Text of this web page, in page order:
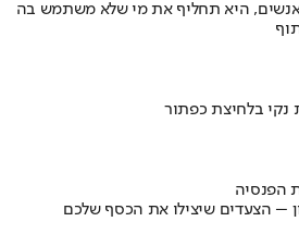
נקי בלחיצת כפתור
הפנסיה
– הצעדים שיצילו את הכסף שלכם